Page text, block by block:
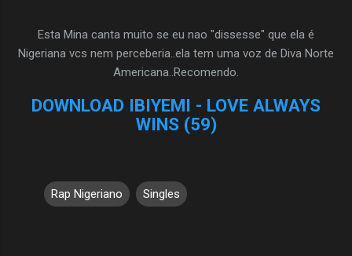
Esta Mina canta muito se eu nao "dissesse" que ela é
Nigeriana vcs nem perceberia..ela tem uma voz de Diva Norte
Americana..Recomendo.
DOWNLOAD IBIYEMI - LOVE ALWAYS
WINS (59)
Rap Nigeriano Singles